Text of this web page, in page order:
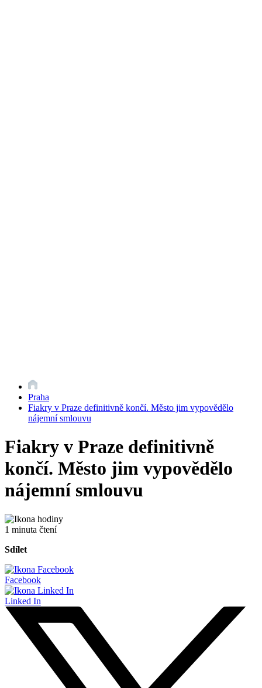
Praha
Fiakry v Praze definitivně končí. Město jim vypovědělo
nájemní smlouvu
Fiakry v Praze definitivně
končí. Město jim vypovědělo
nájemní smlouvu
1 minuta čtení
Sdílet
Facebook
Linked In